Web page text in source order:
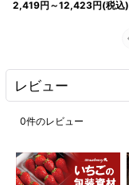
2,419円 ～12,423円(税込)
レビュー
0件のレビュー